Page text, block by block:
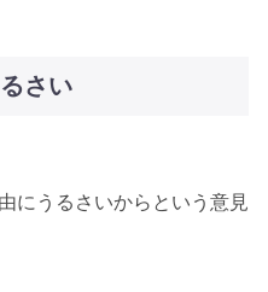
さい
にうるさいからという意見